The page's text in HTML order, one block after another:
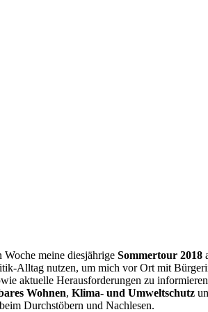
meine diesjährige Sommertour 2018
Alltag nutzen, um mich vor Ort mit
aktuelle Herausforderungen zu
Wohnen, Klima- und Umweltschutz
Durchstöbern und Nachlesen.